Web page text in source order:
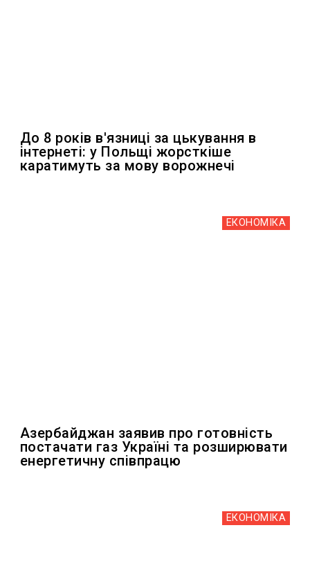
До 8 років в'язниці за цькування в
інтернеті: у Польщі жорсткіше
каратимуть за мову ворожнечі
ЕКОНОМІКА
Азербайджан заявив про готовність
постачати газ Україні та розширювати
енергетичну співпрацю
ЕКОНОМІКА